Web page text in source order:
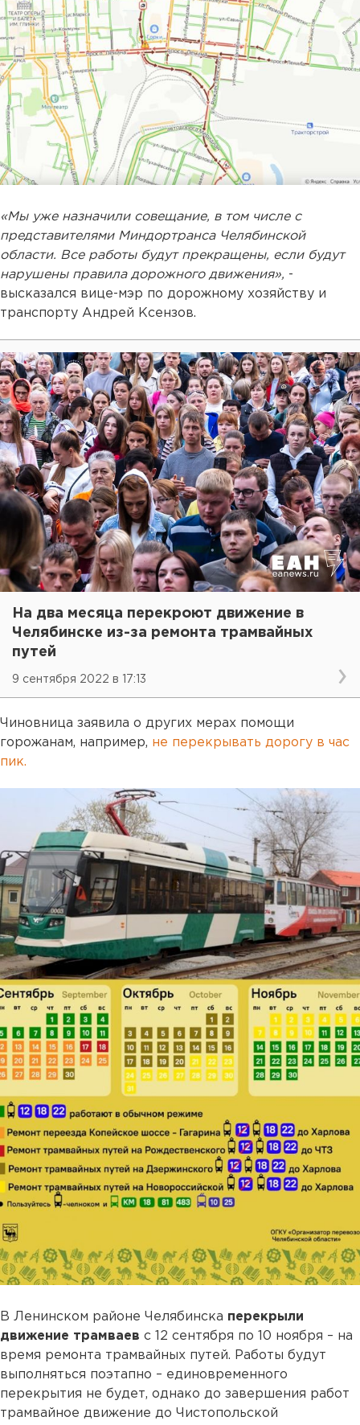
«Мы уже назначили совещание, в том числе с
представителями Миндортранса Челябинской
области. Все работы будут прекращены, если будут
нарушены правила дорожного движения», -
высказался вице-мэр по дорожному хозяйству и
транспорту Андрей Ксензов.
На два месяца перекроют движение в
Челябинске из-за ремонта трамвайных
путей
9 сентября 2022 в 17:13
Чиновница заявила о других мерах помощи
горожанам, например, не перекрывать дорогу в час
пик.
В Ленинском районе Челябинска перекрыли
движение трамваев с 12 сентября по 10 ноября – на
время ремонта трамвайных путей. Работы будут
выполняться поэтапно – единовременного
перекрытия не будет, однако до завершения работ
трамвайное движение до Чистопольской